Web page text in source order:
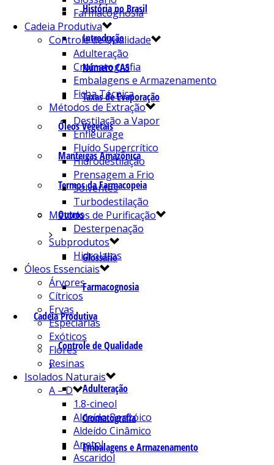
História no Brasil
Introdução
Número CAS
Taxas de Evaporação
Óleos Vegetais
Manteigas Amazônica
Termos da Farmacopeia
Outros
Glossário
Farmacognosia
Cadeia Produtiva
Controle de Qualidade
Adulteração
Cromatografia
Embalagens e Armazenamento
Farmacognosia
Cadeia Produtiva
Controle de Qualidade
Adulteração
Cromatografia
Embalagens e Armazenamento
Ficha Técnica
Métodos de Extração
Destilação a Vapor
Enfleurage
Fluído Supercrítico
Hidrodestilação
Prensagem a Frio
Solventes
Turbodestilação
Métodos de Purificação
Desterpenação
Subprodutos
Hidrolatos
Óleos Essenciais
Árvores
Cítricos
Ervas
Especiarias
Exóticos
Flores
Resinas
Isolados Naturais
A – D
1.8-cineol
Aldeído Benzóico
Aldeído Cinâmico
Anetol
Ascaridol